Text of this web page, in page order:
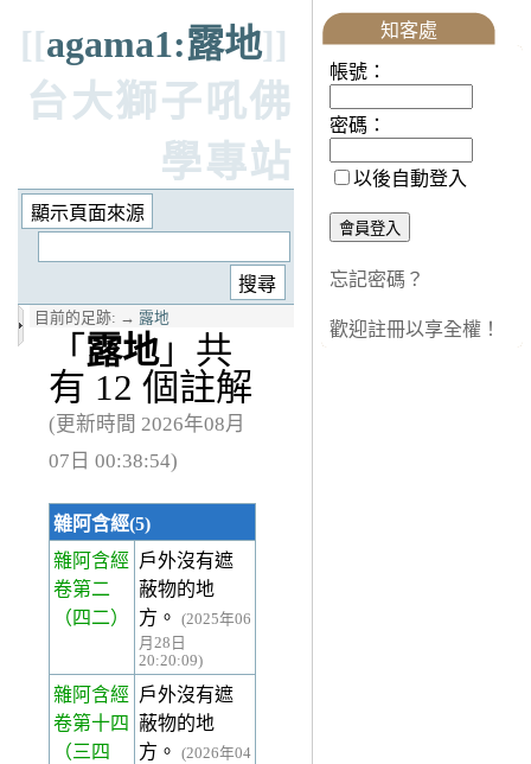
[[agama1:露地]]
台大獅子吼佛
學專站
目前的足跡: → 露地
「 露地」共
有 12 個註解
(更新時間 2026年08月
07日 00:38:54)
雜阿含經(5)
雜阿含經
卷第二
（四二）
戶外沒有遮
蔽物的地
方。
(2025年06
月28日
20:20:09)
雜阿含經
卷第十四
（三四
戶外沒有遮
蔽物的地
方。
(2026年04
知客處
帳號：
密碼：
以後自動登入
忘記密碼？
歡迎註冊以享全權！